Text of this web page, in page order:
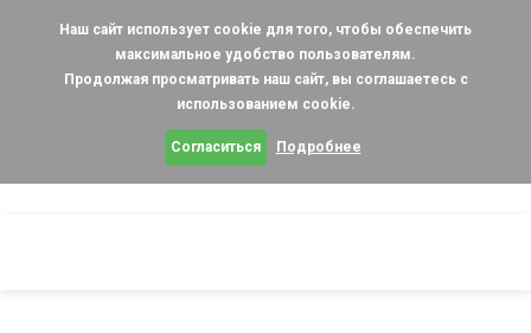
Наш сайт использует cookie для того, чтобы обеспечить
максимальное удобство пользователям.
Продолжая просматривать наш сайт, вы соглашаетесь с
использованием cookie.
Согласиться Подробнее